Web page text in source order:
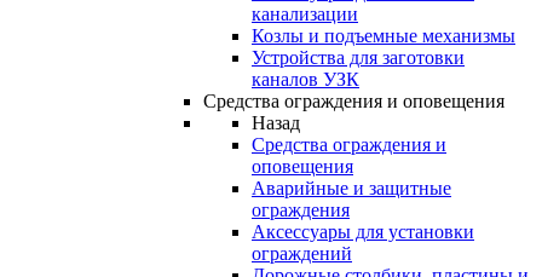
канализации
Козлы и подъемные механизмы
Устройства для заготовки
каналов УЗК
Средства ограждения и оповещения
Назад
Средства ограждения и
оповещения
Аварийные и защитные
ограждения
Аксессуары для установки
ограждений